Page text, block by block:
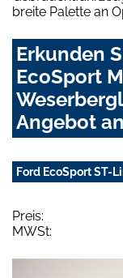
breite Palette an
Erkunden
EcoSport
Angebot an
Ford EcoSport ST-
Preis:
MWSt: